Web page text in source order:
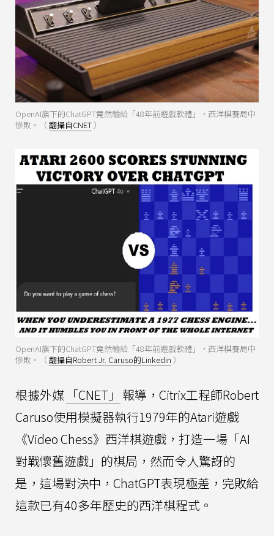
OpenAI旗下的ChatGPT竟然輸給「48年前遊戲軟體」，西洋棋賽局中
慘敗。（ 翻攝自CNET ）
OpenAI旗下的ChatGPT竟然輸給「48年前遊戲軟體」，西洋棋賽局中
慘敗。（ 翻攝自Robert Jr. Caruso的Linkedin ）
根據外媒 「CNET」 報導，Citrix工程師Robert
Caruso使用模擬器執行1979年的Atari遊戲
《Video Chess》西洋棋遊戲，打造一場「AI
對戰懷舊遊戲」的棋局，然而令人驚訝的
是，這場對決中，ChatGPT表現極差，完敗給
這款已有40多年歷史的西洋棋程式。